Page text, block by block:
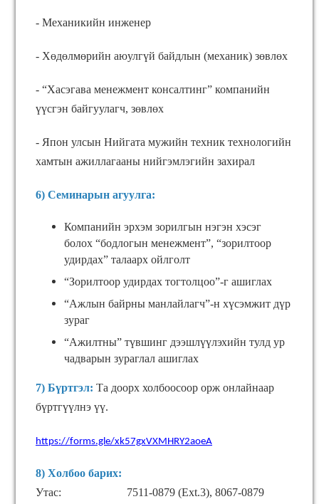
- Механикийн инженер
- Хөдөлмөрийн аюулгүй байдлын (механик) зөвлөх
- “Хасэгава менежмент консалтинг” компанийн
үүсгэн байгуулагч, зөвлөх
- Япон улсын Нийгата мужийн техник технологийн
хамтын ажиллагааны нийгэмлэгийн захирал
6) Семинарын агуулга:
Компанийн эрхэм зорилгын нэгэн хэсэг
болох “бодлогын менежмент”, “зорилтоор
удирдах” талаарх ойлголт
“Зорилтоор удирдах тогтолцоо”-г ашиглах
“Ажлын байрны манлайлагч”-н хүсэмжит дүр
зураг
“Ажилтны” түвшинг дээшлүүлэхийн тулд ур
чадварын зураглал ашиглах
7) Бүртгэл: Та доорх холбоосоор орж онлайнаар
бүртгүүлнэ үү.
https://forms.gle/xk57gxVXMHRY2aoeA
8) Холбоо барих:
Утас: 7511-0879 (Ext.3), 8067-0879